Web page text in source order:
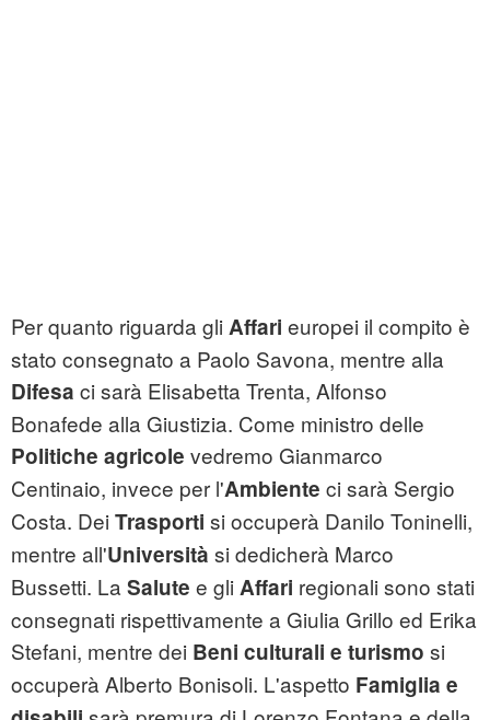
Per quanto riguarda gli Affari europei il compito è
stato consegnato a Paolo Savona, mentre alla
Difesa ci sarà Elisabetta Trenta, Alfonso
Bonafede alla Giustizia. Come ministro delle
Politiche agricole vedremo Gianmarco
Centinaio, invece per l'Ambiente ci sarà Sergio
Costa. Dei Trasporti si occuperà Danilo Toninelli,
mentre all'Università si dedicherà Marco
Bussetti. La Salute e gli Affari regionali sono stati
consegnati rispettivamente a Giulia Grillo ed Erika
Stefani, mentre dei Beni culturali e turismo si
occuperà Alberto Bonisoli. L'aspetto Famiglia e